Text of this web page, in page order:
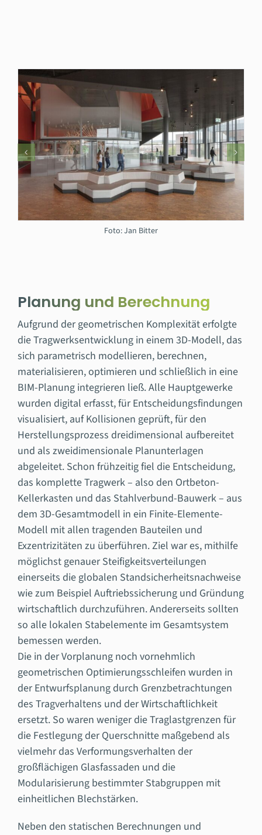
Foto: Jan Bitter
Planung und Berechnung
Aufgrund der geometrischen Komplexität erfolgte
die Tragwerksentwicklung in einem 3D-Modell, das
sich parametrisch modellieren, berechnen,
materialisieren, optimieren und schließlich in eine
BIM-Planung integrieren ließ. Alle Hauptgewerke
wurden digital erfasst, für Entscheidungsfindungen
visualisiert, auf Kollisionen geprüft, für den
Herstellungsprozess dreidimensional aufbereitet
und als zweidimensionale Planunterlagen
abgeleitet. Schon frühzeitig fiel die Entscheidung,
das komplette Tragwerk – also den Ortbeton-
Kellerkasten und das Stahlverbund-Bauwerk – aus
dem 3D-Gesamtmodell in ein Finite-Elemente-
Modell mit allen tragenden Bauteilen und
Exzentrizitäten zu überführen. Ziel war es, mithilfe
möglichst genauer Steifigkeitsverteilungen
einerseits die globalen Standsicherheitsnachweise
wie zum Beispiel Auftriebssicherung und Gründung
wirtschaftlich durchzuführen. Andererseits sollten
so alle lokalen Stabelemente im Gesamtsystem
bemessen werden.
Die in der Vorplanung noch vornehmlich
geometrischen Optimierungsschleifen wurden in
der Entwurfsplanung durch Grenzbetrachtungen
des Tragverhaltens und der Wirtschaftlichkeit
ersetzt. So waren weniger die Traglastgrenzen für
die Festlegung der Querschnitte maßgebend als
vielmehr das Verformungsverhalten der
großflächigen Glasfassaden und die
Modularisierung bestimmter Stabgruppen mit
einheitlichen Blechstärken.
Neben den statischen Berechnungen und